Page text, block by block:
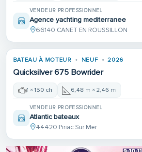
VENDEUR PROFESSIONNEL
Agence yachting mediterranee
66140 CANET EN ROUSSILLON
BATEAU À MOTEUR NEUF 2026
Quicksilver 675 Bowrider
1 × 150 ch 6,48 m × 2,46 m
VENDEUR PROFESSIONNEL
Atlantic bateaux
44420 Piriac Sur Mer